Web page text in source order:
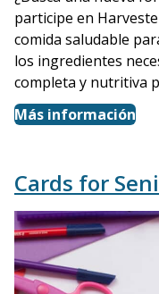
participe en
comida saludable
los ingredientes
completa y nutritiva
Más información
Cards for